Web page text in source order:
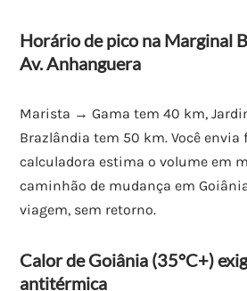
Horário de pico na Marginal
Av. Anhanguera
Marista → Gama tem 40 km,
Brazlândia tem 50 km. Você envia
calculadora estima o volume em
caminhão de mudança em
viagem, sem retorno.
Calor de Goiânia (35°C+)
antitérmica